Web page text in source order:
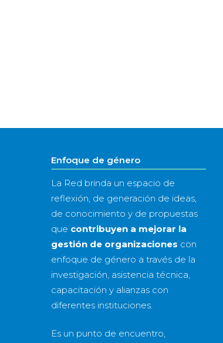
Enfoque de género
La Red brinda un espacio de
reflexión, de generación de ideas,
de conocimiento y de propuestas
que contribuyen a mejorar la
gestión de organizaciones con
enfoque de género a través de la
investigación, asistencia técnica,
capacitación y alianzas con
diferentes instituciones.
Es un punto de encuentro,